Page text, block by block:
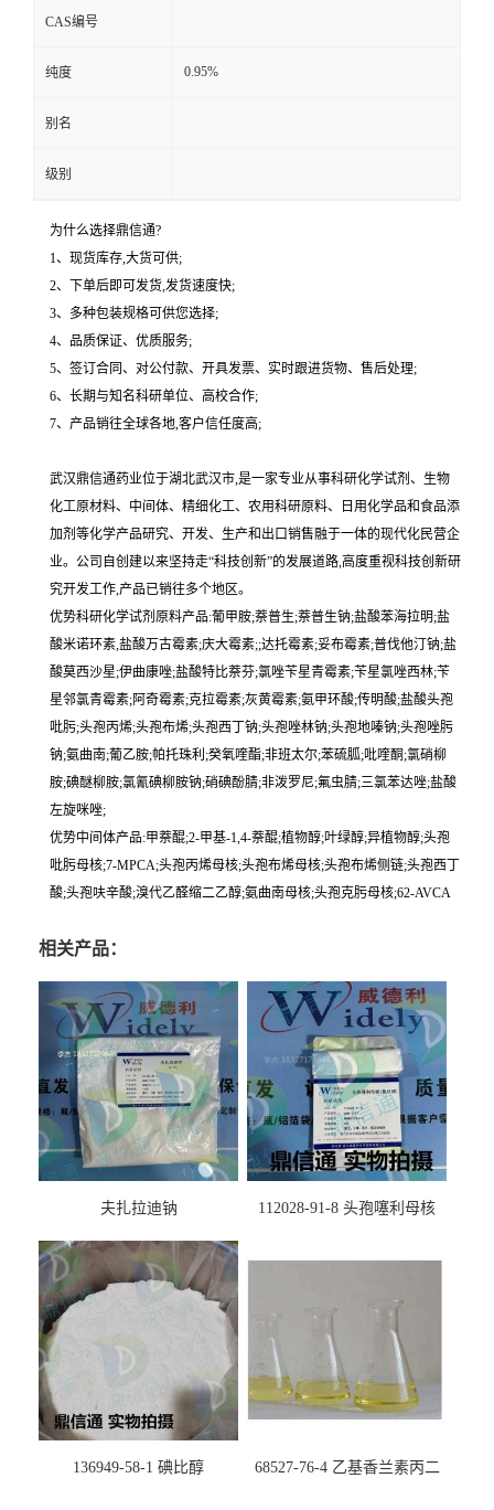
CAS编号
纯度 0.95%
别名
级别
为什么选择鼎信通?
1、现货库存,大货可供;
2、下单后即可发货,发货速度快;
3、多种包装规格可供您选择;
4、品质保证、优质服务;
5、签订合同、对公付款、开具发票、实时跟进货物、售后处理;
6、长期与知名科研单位、高校合作;
7、产品销往全球各地,客户信任度高;
武汉鼎信通药业位于湖北武汉市,是一家专业从事科研化学试剂、生物
化工原材料、中间体、精细化工、农用科研原料、日用化学品和食品添
加剂等化学产品研究、开发、生产和出口销售融于一体的现代化民营企
业。公司自创建以来坚持走“科技创新”的发展道路,高度重视科技创新研
究开发工作,产品已销往多个地区。
优势科研化学试剂原料产品:葡甲胺;萘普生;萘普生钠;盐酸苯海拉明;盐
酸米诺环素,盐酸万古霉素;庆大霉素;;达托霉素;妥布霉素;普伐他汀钠;盐
酸莫西沙星;伊曲康唑;盐酸特比萘芬;氯唑苄星青霉素;苄星氯唑西林;苄
星邻氯青霉素;阿奇霉素;克拉霉素;灰黄霉素;氨甲环酸;传明酸;盐酸头孢
吡肟;头孢丙烯;头孢布烯;头孢西丁钠;头孢唑林钠;头孢地嗪钠;头孢唑肟
钠;氨曲南;葡乙胺;帕托珠利;癸氧喹酯;非班太尔;苯硫胍;吡喹酮;氯硝柳
胺;碘醚柳胺;氯氰碘柳胺钠;硝碘酚腈;非泼罗尼;氟虫腈;三氯苯达唑;盐酸
左旋咪唑;
优势中间体产品:甲萘醌;2-甲基-1,4-萘醌;植物醇;叶绿醇;异植物醇;头孢
吡肟母核;7-MPCA;头孢丙烯母核;头孢布烯母核;头孢布烯侧链;头孢西丁
酸;头孢呋辛酸;溴代乙醛缩二乙醇;氨曲南母核;头孢克肟母核;62-AVCA
相关产品：
夫扎拉迪钠
112028-91-8 头孢噻利母核
136949-58-1 碘比醇
68527-76-4 乙基香兰素丙二